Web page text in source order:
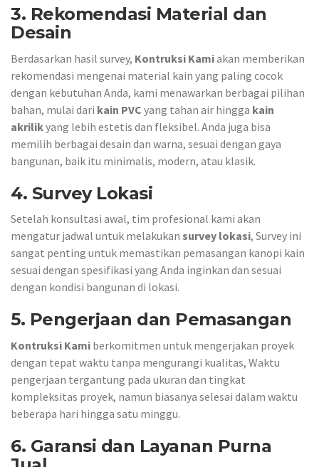
3. Rekomendasi Material dan
Desain
Berdasarkan hasil survey, Kontruksi Kamiakan memberikan
rekomendasi mengenai material kain yang paling cocok
dengan kebutuhan Anda, kami menawarkan berbagai pilihan
bahan, mulai dari kain PVC yang tahan air hingga kain
akrilikyang lebih estetis dan fleksibel. Anda juga bisa
memilih berbagai desain dan warna, sesuai dengan gaya
bangunan, baik itu minimalis, modern, atau klasik.
4. Survey Lokasi
Setelah konsultasi awal, tim profesional kami akan
mengatur jadwal untuk melakukan survey lokasi, Survey ini
sangat penting untuk memastikan pemasangan kanopi kain
sesuai dengan spesifikasi yang Anda inginkan dan sesuai
dengan kondisi bangunan di lokasi.
5. Pengerjaan dan Pemasangan
Kontruksi Kami berkomitmen untuk mengerjakan proyek
dengan tepat waktu tanpa mengurangi kualitas, Waktu
pengerjaan tergantung pada ukuran dan tingkat
kompleksitas proyek, namun biasanya selesai dalam waktu
beberapa hari hingga satu minggu.
6. Garansi dan Layanan Purna